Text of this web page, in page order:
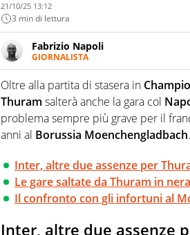
21/10/25 13:12
3 min di lettura
Fabrizio Napoli
GIORNALISTA
Giornalista professionista, per
pallanuoto che esalta
più grande festival di waterpolo
Oltre alla partita di stasera in
Thuram salterà anche la gara col
problema sempre più grave per il
anni al Borussia Moenchengladbach.
Inter, altre due assenze per
Le gare saltate da Thuram in
Il confronto con gli infortuni al
Inter, altre due assenze